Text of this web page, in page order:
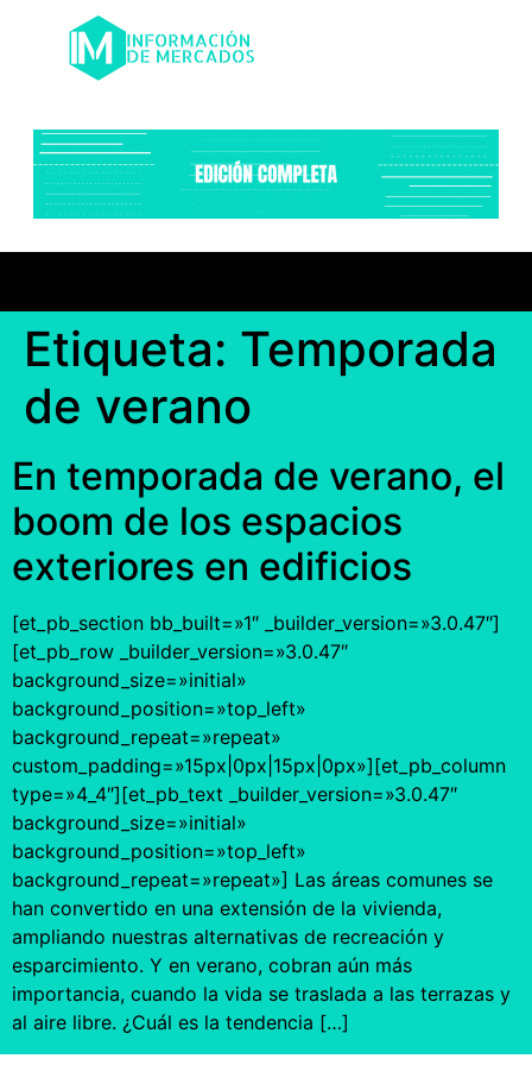
Etiqueta: Temporada
de verano
En temporada de verano, el
boom de los espacios
exteriores en edificios
[et_pb_section bb_built=»1″ _builder_version=»3.0.47″]
[et_pb_row _builder_version=»3.0.47″
background_size=»initial»
background_position=»top_left»
background_repeat=»repeat»
custom_padding=»15px|0px|15px|0px»][et_pb_column
type=»4_4″][et_pb_text _builder_version=»3.0.47″
background_size=»initial»
background_position=»top_left»
background_repeat=»repeat»] Las áreas comunes se
han convertido en una extensión de la vivienda,
ampliando nuestras alternativas de recreación y
esparcimiento. Y en verano, cobran aún más
importancia, cuando la vida se traslada a las terrazas y
al aire libre. ¿Cuál es la tendencia […]